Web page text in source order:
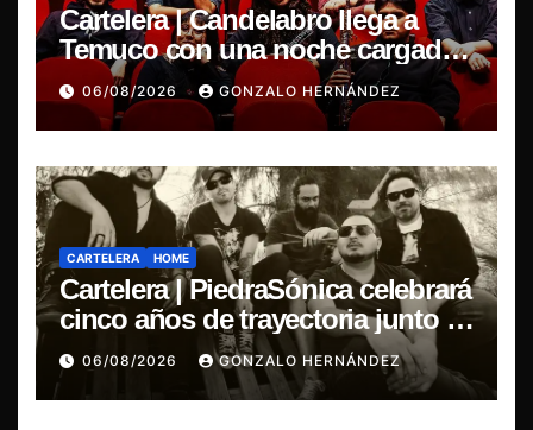
Cartelera | Candelabro llega a
Temuco con una noche cargada
de indie
06/08/2026 GONZALO HERNÁNDEZ
CARTELERA HOME
Cartelera | PiedraSónica celebrará
cinco años de trayectoria junto a
The Ganjas en el Bar de René
06/08/2026 GONZALO HERNÁNDEZ